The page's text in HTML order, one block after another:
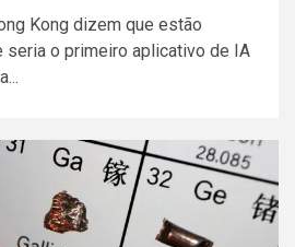
Kong dizem que estão
seria o primeiro aplicativo de IA